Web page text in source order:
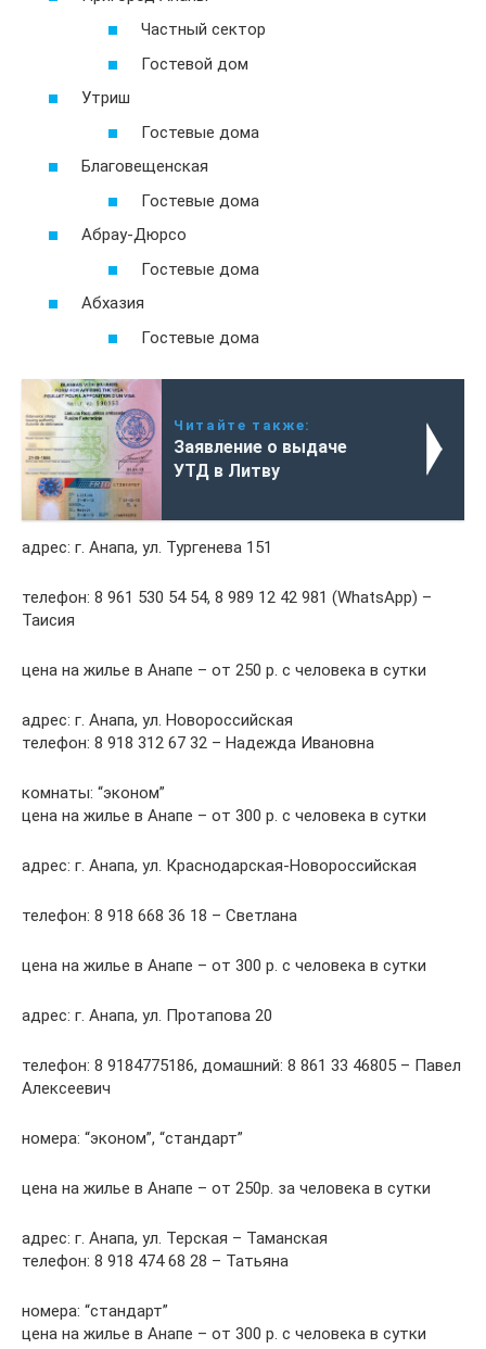
Частный сектор
Гостевой дом
Утриш
Гостевые дома
Благовещенская
Гостевые дома
Абрау-Дюрсо
Гостевые дома
Абхазия
Гостевые дома
Читайте также:
Заявление о выдаче
УТД в Литву
адрес: г. Анапа, ул. Тургенева 151
телефон: 8 961 530 54 54, 8 989 12 42 981 (WhatsApp) –
Таисия
цена на жилье в Анапе – от 250 р. с человека в сутки
адрес: г. Анапа, ул. Новороссийская
телефон: 8 918 312 67 32 – Надежда Ивановна
комнаты: “эконом”
цена на жилье в Анапе – от 300 р. с человека в сутки
адрес: г. Анапа, ул. Краснодарская-Новороссийская
телефон: 8 918 668 36 18 – Светлана
цена на жилье в Анапе – от 300 р. с человека в сутки
адрес: г. Анапа, ул. Протапова 20
телефон: 8 9184775186, домашний: 8 861 33 46805 – Павел
Алексеевич
номера: “эконом”, “стандарт”
цена на жилье в Анапе – от 250р. за человека в сутки
адрес: г. Анапа, ул. Терская – Таманская
телефон: 8 918 474 68 28 – Татьяна
номера: “стандарт”
цена на жилье в Анапе – от 300 р. с человека в сутки